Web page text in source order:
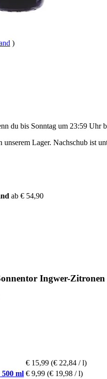
)
du bis Sonntag um 23:59 Uhr
Lager. Nachschub ist
ab € 54,90
Ingwer-
€ 15,99 (€ 22,84 / l)
ml € 9,99 (€ 19,98 / l)